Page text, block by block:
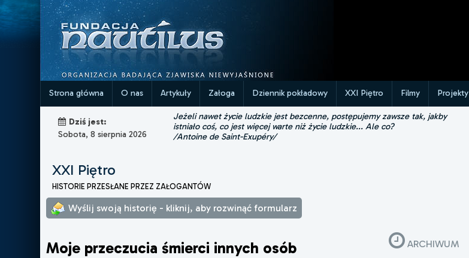
Strona główna O nas Artykuły Załoga Dziennik pokładowy XXI Piętro Filmy Projekty
Dziś jest:
Sobota, 8 sierpnia 2026
Jeżeli nawet życie ludzkie jest bezcenne, postępujemy zawsze tak, jakby
istniało coś, co jest więcej warte niż życie ludzkie... Ale co?
/Antoine de Saint-Exupéry/
XXI Piętro
HISTORIE PRZESŁANE PRZEZ ZAŁOGANTÓW
Wyślij swoją historię - kliknij, aby rozwinąć formularz
Moje przeczucia śmierci innych osób ARCHIWUM